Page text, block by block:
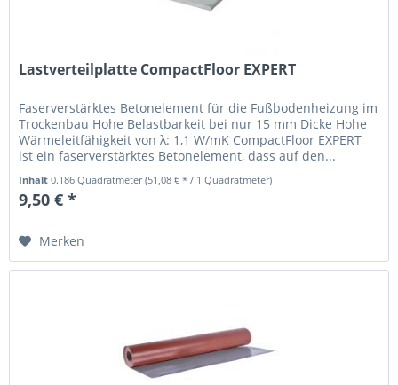
Lastverteilplatte CompactFloor EXPERT
Faserverstärktes Betonelement für die Fußbodenheizung im
Trockenbau Hohe Belastbarkeit bei nur 15 mm Dicke Hohe
Wärmeleitfähigkeit von λ: 1,1 W/mK CompactFloor EXPERT
ist ein faserverstärktes Betonelement, dass auf den...
Inhalt0.186 Quadratmeter(51,08 € * / 1 Quadratmeter)
9,50 € *
Merken